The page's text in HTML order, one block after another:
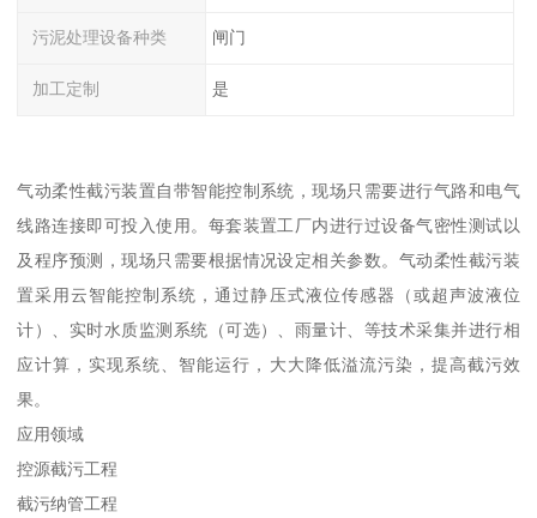
污泥处理设备种类 闸门
加工定制 是
气动柔性截污装置自带智能控制系统，现场只需要进行气路和电气
线路连接即可投入使用。每套装置工厂内进行过设备气密性测试以
及程序预测，现场只需要根据情况设定相关参数。气动柔性截污装
置采用云智能控制系统，通过静压式液位传感器（或超声波液位
计）、实时水质监测系统（可选）、雨量计、等技术采集并进行相
应计算，实现系统、智能运行，大大降低溢流污染，提高截污效
果。
应用领域
控源截污工程
截污纳管工程